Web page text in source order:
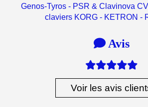
Genos-Tyros - PSR & Clavinova
claviers KORG - KETRON -
Avis

Voir les avis